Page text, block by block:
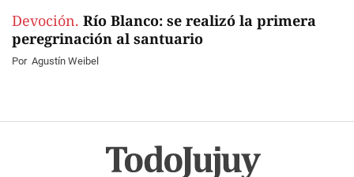
Devoción. Río Blanco: se realizó la primera
peregrinación al santuario
Por Agustín Weibel